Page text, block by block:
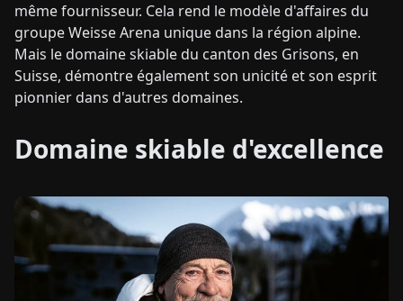
même fournisseur. Cela rend le modèle d'affaires du
groupe Weisse Arena unique dans la région alpine.
Mais le domaine skiable du canton des Grisons, en
Suisse, démontre également son unicité et son esprit
pionnier dans d'autres domaines.
Domaine skiable d'excellence